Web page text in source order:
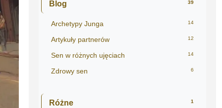
Blog 39
Archetypy Junga 14
Artykuły partnerów 12
Sen w różnych ujęciach 14
Zdrowy sen 6
Różne 1